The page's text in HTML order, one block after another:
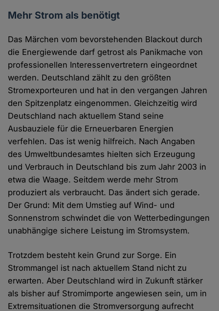
Mehr Strom als benötigt
Das Märchen vom bevorstehenden Blackout durch
die Energiewende darf getrost als Panikmache von
professionellen Interessenvertretern eingeordnet
werden. Deutschland zählt zu den größten
Stromexporteuren und hat in den vergangen Jahren
den Spitzenplatz eingenommen. Gleichzeitig wird
Deutschland nach aktuellem Stand seine
Ausbauziele für die Erneuerbaren Energien
verfehlen. Das ist wenig hilfreich. Nach Angaben
des Umweltbundesamtes hielten sich Erzeugung
und Verbrauch in Deutschland bis zum Jahr 2003 in
etwa die Waage. Seitdem werde mehr Strom
produziert als verbraucht. Das ändert sich gerade.
Der Grund: Mit dem Umstieg auf Wind- und
Sonnenstrom schwindet die von Wetterbedingungen
unabhängige sichere Leistung im Stromsystem.
Trotzdem besteht kein Grund zur Sorge. Ein
Strommangel ist nach aktuellem Stand nicht zu
erwarten. Aber Deutschland wird in Zukunft stärker
als bisher auf Stromimporte angewiesen sein, um in
Extremsituationen die Stromversorgung aufrecht